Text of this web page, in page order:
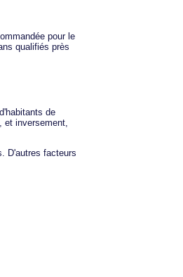
pour le
qualifiés près
de
et inversement,
D'autres facteurs